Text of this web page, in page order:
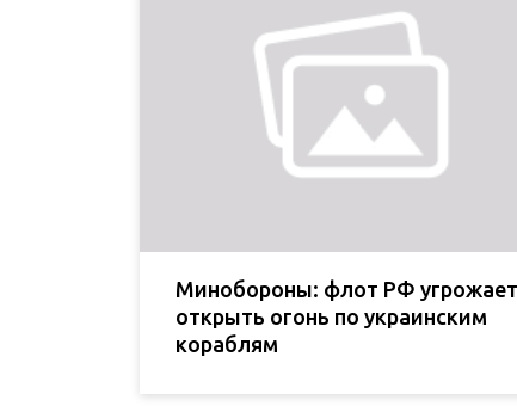
Минобороны: флот РФ угрожает
открыть огонь по украинским
кораблям